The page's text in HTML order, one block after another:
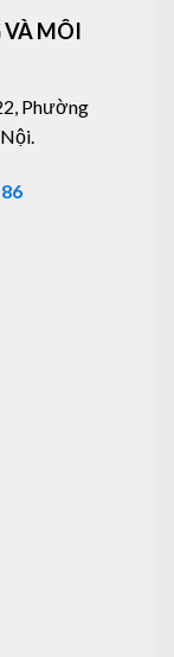
VÀ MÔI
Phường